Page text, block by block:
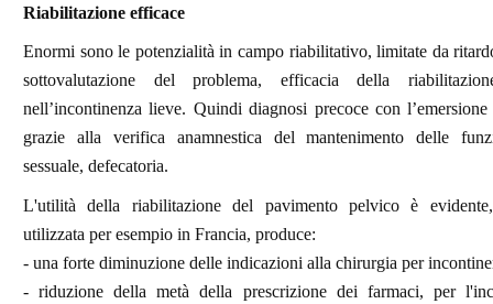
Riabilitazione efficace
Enormi sono le potenzialità in campo riabilitativo, limitate da
sottovalutazione del problema, efficacia della
nell’incontinenza lieve. Quindi diagnosi precoce con
grazie alla verifica anamnestica del mantenimento delle
sessuale, defecatoria.
L'utilità della riabilitazione del pavimento pelvico è evidente,
utilizzata per esempio in Francia, produce:
- una forte diminuzione delle indicazioni alla chirurgia per
- riduzione della metà della prescrizione dei farmaci, per